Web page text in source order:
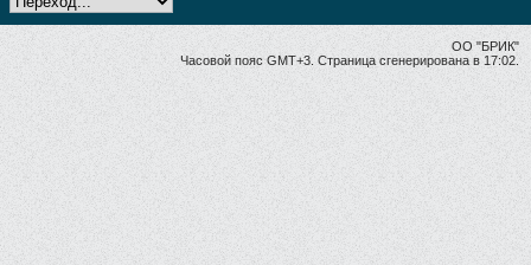
ОО "БРИК"
Часовой пояс GMT+3. Страница сгенерирована в 17:02.